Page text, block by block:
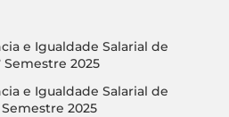
e Igualdade Salarial de
Semestre 2025
e Igualdade Salarial de
2025